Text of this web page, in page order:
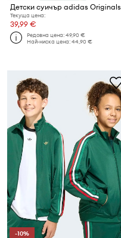
Детски суичър adidas Originals
Текуща цена:
39,99 €
Редовна цена:49,90 €
Най-ниска цена:44,90 €
-10%